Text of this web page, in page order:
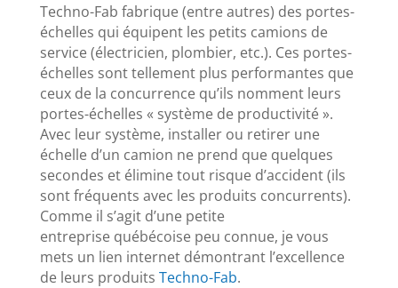
Techno-Fab fabrique (entre autres) des portes-
échelles qui équipent les petits camions de
service (électricien, plombier, etc.). Ces portes-
échelles sont tellement plus performantes que
ceux de la concurrence qu’ils nomment leurs
portes-échelles « système de productivité ».
Avec leur système, installer ou retirer une
échelle d’un camion ne prend que quelques
secondes et élimine tout risque d’accident (ils
sont fréquents avec les produits concurrents).
Comme il s’agit d’une petite
entreprise québécoise peu connue, je vous
mets un lien internet démontrant l’excellence
de leurs produits Techno-Fab.